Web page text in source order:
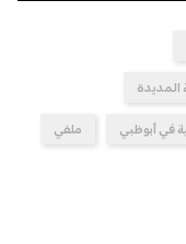
في أبوظبي ملفي